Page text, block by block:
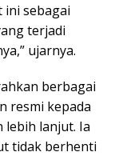
ini sebagai
terjadi
ujarnya.
berbagai
resmi kepada
lebih lanjut. Ia
tidak berhenti